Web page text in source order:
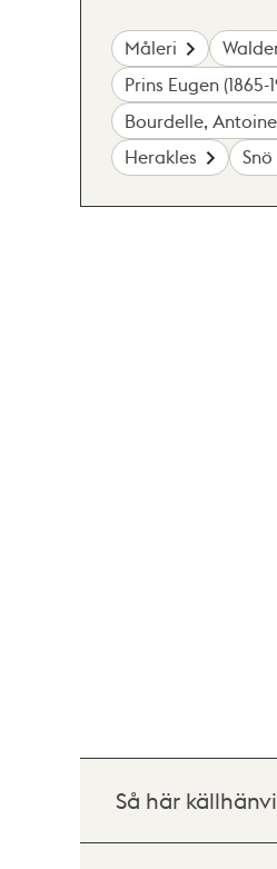
Måleri
Prins Eugen (1865-
Bourdelle, Antoine
Herakles
Snö
Så här